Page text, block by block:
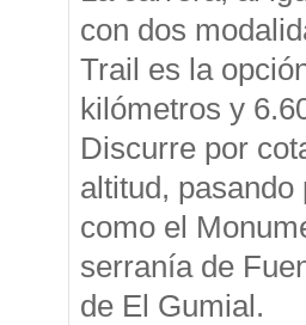
con dos
Trail es la
kilómetros y
Discurre por
altitud,
como el
serranía de
de El Gumial.